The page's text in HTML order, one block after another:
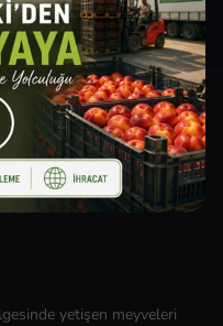
yetişen meyveleri